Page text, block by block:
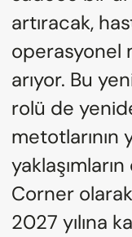
artıracak,
operasyonel
arıyor. Bu
rolü de
metotlarının
Corner
2027 yılına